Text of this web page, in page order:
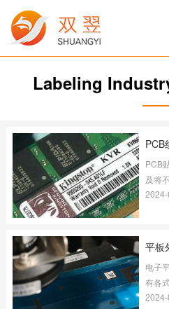
Labeling
PCB
PCB
及将
于板
色。
算法
对齐
将要
平板
电子
有各
中不